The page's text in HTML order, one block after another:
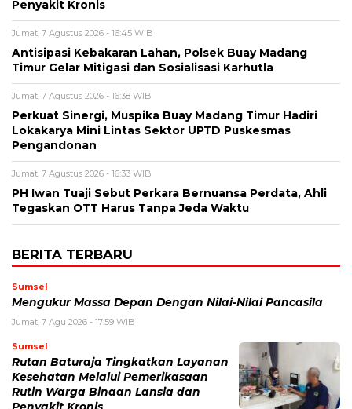
Penyakit Kronis
Jumat, 7 Agustus 2026 - 16:45 WIB
Antisipasi Kebakaran Lahan, Polsek Buay Madang
Timur Gelar Mitigasi dan Sosialisasi Karhutla
Jumat, 7 Agustus 2026 - 16:38 WIB
Perkuat Sinergi, Muspika Buay Madang Timur Hadiri
Lokakarya Mini Lintas Sektor UPTD Puskesmas
Pengandonan
Jumat, 7 Agustus 2026 - 16:33 WIB
PH Iwan Tuaji Sebut Perkara Bernuansa Perdata, Ahli
Tegaskan OTT Harus Tanpa Jeda Waktu
BERITA TERBARU
Sumsel
Mengukur Massa Depan Dengan Nilai-Nilai Pancasila
Jumat, 7 Agu 2026 - 17:59 WIB
Sumsel
Rutan Baturaja Tingkatkan Layanan
Kesehatan Melalui Pemerikasaan
Rutin Warga Binaan Lansia dan